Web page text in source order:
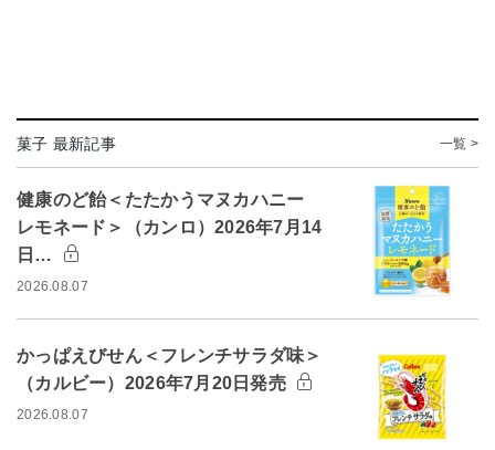
菓子 最新記事 一覧 >
健康のど飴＜たたかうマヌカハニー
レモネード＞（カンロ）2026年7月14
日…
2026.08.07
かっぱえびせん＜フレンチサラダ味＞
（カルビー）2026年7月20日発売
2026.08.07